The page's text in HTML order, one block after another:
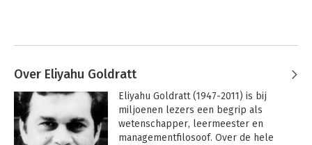
Over Eliyahu Goldratt
Eliyahu Goldratt (1947-2011) is bij
miljoenen lezers een begrip als
wetenschapper, leermeester en
managementfilosoof. Over de hele